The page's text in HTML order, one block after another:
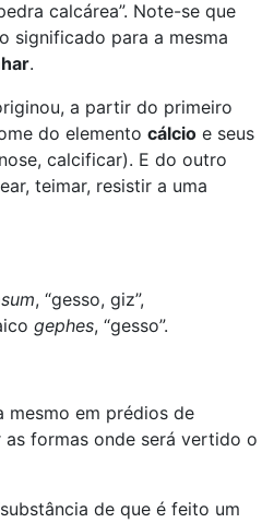
calcárea”. Note-se que
significado para a mesma
.
a partir do primeiro
do elemento cálcio e seus
calcificar). E do outro
teimar, resistir a uma
, “gesso, giz”,
gephes, “gesso”.
mesmo em prédios de
formas onde será vertido o
de que é feito um